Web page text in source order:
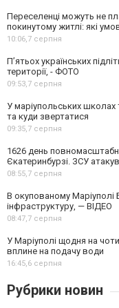
Переселенці можуть не
покинутому житлі: які
10:06,7 серпня
П’ятьох українських
території, - ФОТО
09:53,7 серпня
У маріупольських школах
та куди звертатися
09:35,7 серпня
1626 день
Єкатеринбурзі. ЗСУ
08:55,7 серпня
В окупованому Маріуполі
інфраструктуру, — ВІДЕО
08:47,7 серпня
У Маріуполі щодня на
вплине на подачу води
16:45,6 серпня
Рубрики новин